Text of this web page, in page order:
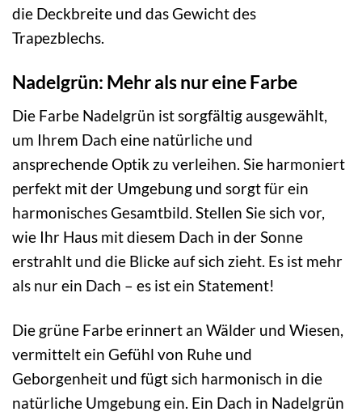
die Deckbreite und das Gewicht des
Trapezblechs.
Nadelgrün: Mehr als nur eine Farbe
Die Farbe Nadelgrün ist sorgfältig ausgewählt,
um Ihrem Dach eine natürliche und
ansprechende Optik zu verleihen. Sie harmoniert
perfekt mit der Umgebung und sorgt für ein
harmonisches Gesamtbild. Stellen Sie sich vor,
wie Ihr Haus mit diesem Dach in der Sonne
erstrahlt und die Blicke auf sich zieht. Es ist mehr
als nur ein Dach – es ist ein Statement!
Die grüne Farbe erinnert an Wälder und Wiesen,
vermittelt ein Gefühl von Ruhe und
Geborgenheit und fügt sich harmonisch in die
natürliche Umgebung ein. Ein Dach in Nadelgrün